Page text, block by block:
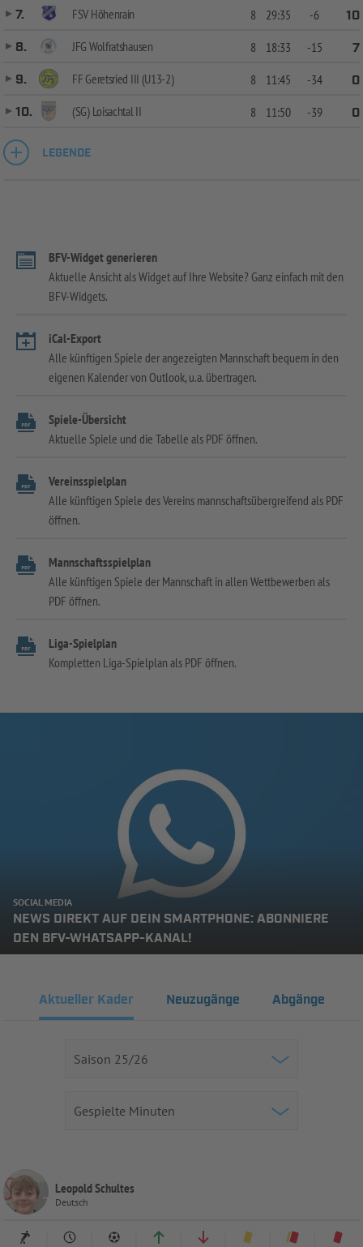
7. FSV Höhenrain 8 29:35 -6
10
8.
JFG Wolfratshausen 8 18:33 -15
7
9.
FF Geretsried III (U13-2) 8 11:45 -34
0
10.
(SG) Loisachtal II 8 11:50 -39 0
LEGENDE
BFV-Widget generieren
Aktuelle Ansicht als Widget auf Ihre Website? Ganz einfach mit den
BFV-Widgets.
iCal-Export
Alle künftigen Spiele der angezeigten Mannschaft bequem in den
eigenen Kalender von Outlook, u.a. übertragen.
Spiele-Übersicht
Aktuelle Spiele und die Tabelle als PDF öffnen.
Vereinsspielplan
Alle künftigen Spiele des Vereins mannschaftsübergreifend als PDF
öffnen.
Mannschaftsspielplan
Alle künftigen Spiele der Mannschaft in allen Wettbewerben als
PDF öffnen.
Liga-Spielplan
Kompletten Liga-Spielplan als PDF öffnen.
SOCIAL MEDIA
NEWS DIREKT AUF DEIN SMARTPHONE: ABONNIERE
DEN BFV-WHATSAPP-KANAL!
Aktueller Kader Neuzugänge Abgänge
Leopold Schultes
Deutsch